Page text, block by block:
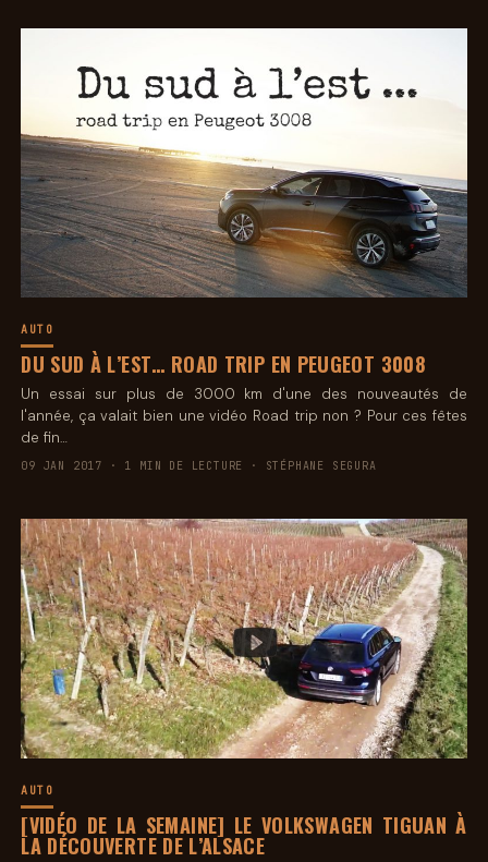
AUTO
DU SUD À L’EST… ROAD TRIP EN PEUGEOT 3008
Un essai sur plus de 3000 km d'une des nouveautés de
l'année, ça valait bien une vidéo Road trip non ? Pour ces fêtes
de fin…
09 JAN 2017 · 1 MIN DE LECTURE · STÉPHANE SEGURA
AUTO
[VIDÉO DE LA SEMAINE] LE VOLKSWAGEN TIGUAN À
LA DÉCOUVERTE DE L’ALSACE